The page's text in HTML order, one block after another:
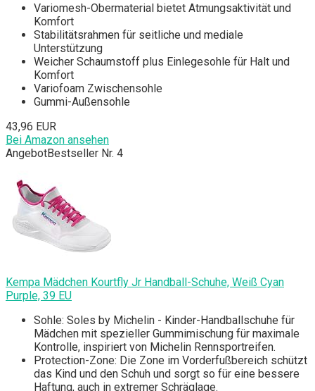
Variomesh-Obermaterial bietet Atmungsaktivität und
Komfort
Stabilitätsrahmen für seitliche und mediale
Unterstützung
Weicher Schaumstoff plus Einlegesohle für Halt und
Komfort
Variofoam Zwischensohle
Gummi-Außensohle
43,96 EUR
Bei Amazon ansehen
AngebotBestseller Nr. 4
Kempa Mädchen Kourtfly Jr Handball-Schuhe, Weiß Cyan
Purple, 39 EU
Sohle: Soles by Michelin - Kinder-Handballschuhe für
Mädchen mit spezieller Gummimischung für maximale
Kontrolle, inspiriert von Michelin Rennsportreifen.
Protection-Zone: Die Zone im Vorderfußbereich schützt
das Kind und den Schuh und sorgt so für eine bessere
Haftung, auch in extremer Schräglage.